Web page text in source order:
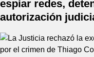
espiar redes,
autorización